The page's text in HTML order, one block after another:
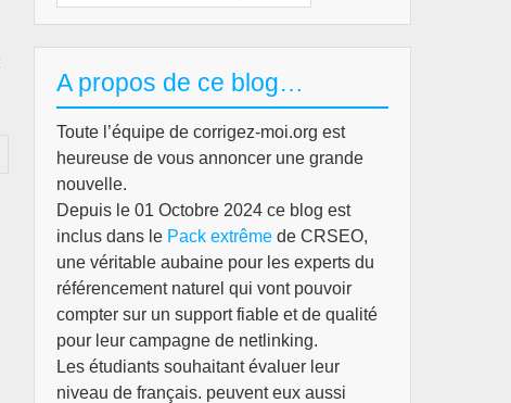
A propos de ce blog…
Toute l’équipe de corrigez-moi.org est
heureuse de vous annoncer une grande
nouvelle.
Depuis le 01 Octobre 2024 ce blog est
inclus dans le Pack extrême de CRSEO,
une véritable aubaine pour les experts du
référencement naturel qui vont pouvoir
compter sur un support fiable et de qualité
pour leur campagne de netlinking.
Les étudiants souhaitant évaluer leur
niveau de français. peuvent eux aussi